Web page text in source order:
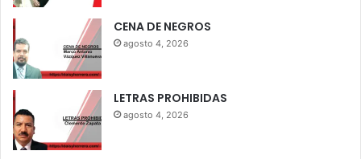
CENA DE NEGROS
agosto 4, 2026
LETRAS PROHIBIDAS
agosto 4, 2026